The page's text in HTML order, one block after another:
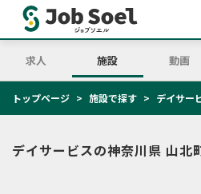
求人 施設 動画
トップページ 施設で探す デイサー
デイサービスの神奈川県 山北